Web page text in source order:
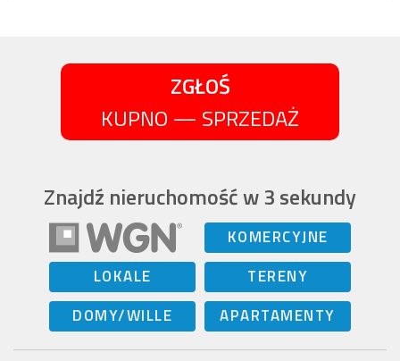
ZGŁOŚ
KUPNO — SPRZEDAŻ
Znajdź nieruchomość w 3 sekundy
KOMERCYJNE
LOKALE
TERENY
DOMY/WILLE
APARTAMENTY